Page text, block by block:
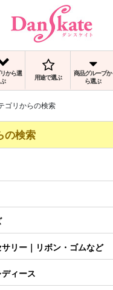
から選
ぶ
用途で選ぶ
商品グループか
ら選ぶ
ゴリからの検索
の検索
リー｜リボン・ゴムなど
ィース